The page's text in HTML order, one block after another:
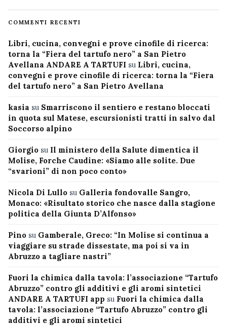
COMMENTI RECENTI
Libri, cucina, convegni e prove cinofile di ricerca:
torna la “Fiera del tartufo nero” a San Pietro
Avellana ANDARE A TARTUFI su Libri, cucina,
convegni e prove cinofile di ricerca: torna la “Fiera
del tartufo nero” a San Pietro Avellana
kasia su Smarriscono il sentiero e restano bloccati
in quota sul Matese, escursionisti tratti in salvo dal
Soccorso alpino
Giorgio su Il ministero della Salute dimentica il
Molise, Forche Caudine: «Siamo alle solite. Due
“svarioni” di non poco conto»
Nicola Di Lullo su Galleria fondovalle Sangro,
Monaco: «Risultato storico che nasce dalla stagione
politica della Giunta D’Alfonso»
Pino su Gamberale, Greco: “In Molise si continua a
viaggiare su strade dissestate, ma poi si va in
Abruzzo a tagliare nastri”
Fuori la chimica dalla tavola: l’associazione “Tartufo
Abruzzo” contro gli additivi e gli aromi sintetici
ANDARE A TARTUFI app su Fuori la chimica dalla
tavola: l’associazione “Tartufo Abruzzo” contro gli
additivi e gli aromi sintetici